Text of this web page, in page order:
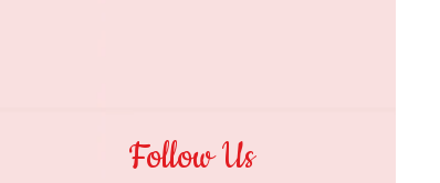
Follow Us